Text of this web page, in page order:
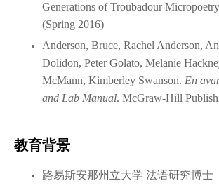
Generations of Troubadour
(Spring 2016)
Anderson, Bruce, Rachel Anderson,
Dolidon, Peter Golato, Melanie
McMann, Kimberley Swanson. En
and Lab Manual. McGraw-Hill
教育背景
路易斯安那州立大学 法语研究博士